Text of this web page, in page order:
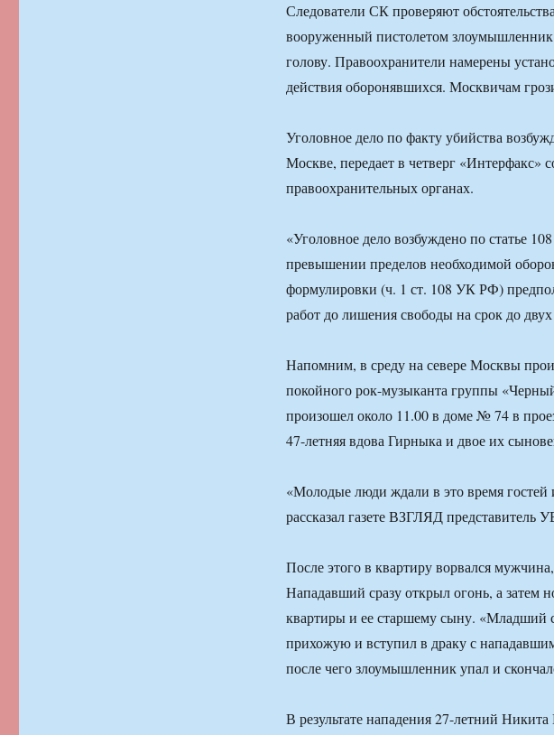
Следователи СК проверяют
вооруженный пистолетом злоумышленник
голову. Правоохранители намерены
действия оборонявшихся. Москвичам
Уголовное дело по факту убийства
Москве, передает в четверг «Интерфакс»
правоохранительных органах.
«Уголовное дело возбуждено по статье
превышении пределов необходимой
формулировки (ч. 1 ст. 108 УК РФ)
работ до лишения свободы на срок до двух
Напомним, в среду на севере Москвы
покойного рок-музыканта группы
произошел около 11.00 в доме № 74 в
47-летняя вдова Гирныка и двое их
«Молодые люди ждали в это время
рассказал газете ВЗГЛЯД представитель
После этого в квартиру ворвался
Нападавший сразу открыл огонь, а затем
квартиры и ее старшему сыну.
прихожую и вступил в драку с
после чего злоумышленник упал и
В результате нападения 27-летний